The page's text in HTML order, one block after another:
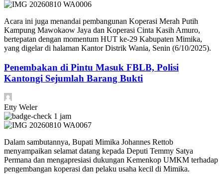
Acara ini juga menandai pembangunan Koperasi Merah Putih
Kampung Mawokaow Jaya dan Koperasi Cinta Kasih Amuro,
bertepatan dengan momentum HUT ke-29 Kabupaten Mimika,
yang digelar di halaman Kantor Distrik Wania, Senin (6/10/2025).
Penembakan di Pintu Masuk FBLB, Polisi
Kantongi Sejumlah Barang Bukti
Etty Weler
1 jam
Dalam sambutannya, Bupati Mimika Johannes Rettob
menyampaikan selamat datang kepada Deputi Temmy Satya
Permana dan mengapresiasi dukungan Kemenkop UMKM terhadap
pengembangan koperasi dan pelaku usaha kecil di Mimika.